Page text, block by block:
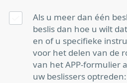
Als u meer dan één
beslis dan hoe u wilt
en of u specifieke
voor het delen van de
van het APP-formulier
uw beslissers optreden: